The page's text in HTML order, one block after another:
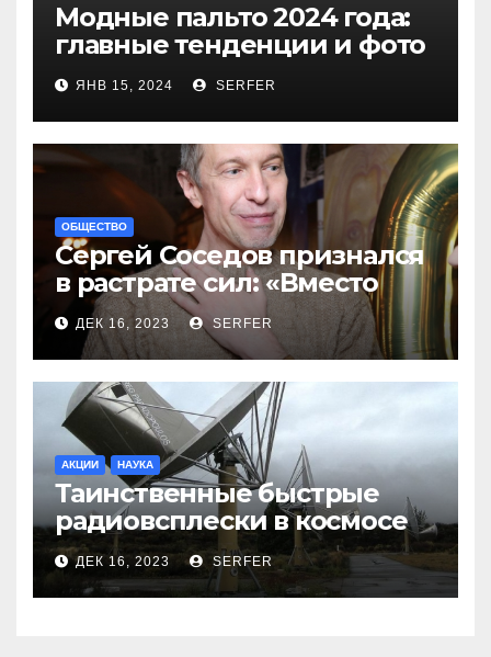
Модные пальто 2024 года:
главные тенденции и фото
новинок
ЯНВ 15, 2024 SERFER
ОБЩЕСТВО
Сергей Соседов признался
в растрате сил: «Вместо
меня взяли Пригожина»
ДЕК 16, 2023 SERFER
АКЦИИ НАУКА
Таинственные быстрые
радиовсплески в космосе
сделались все более
странными
ДЕК 16, 2023 SERFER